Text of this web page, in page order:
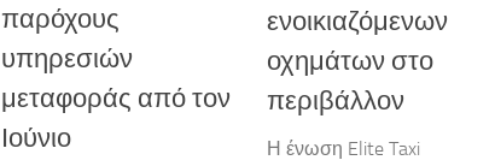
παρόχους
υπηρεσιών
μεταφοράς από τον
Ιούνιο
ενοικιαζόμενων
οχημάτων στο
περιβάλλον
Η ένωση Elite Taxi